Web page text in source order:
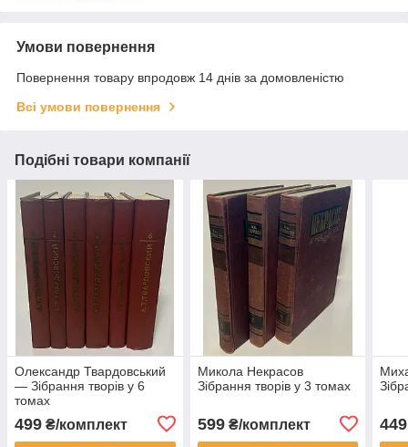
Умови повернення
Повернення товару впродовж 14 днів за домовленістю
Всі умови повернення
Подібні товари компанії
Олександр Твардовський
— Зібрання творів у 6
томах
499 ₴/комплект
Микола Некрасов
Зібрання творів у 3 томах
599₴/комплект 449